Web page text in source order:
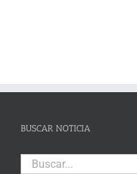
BUSCAR NOTICIA
Buscar: